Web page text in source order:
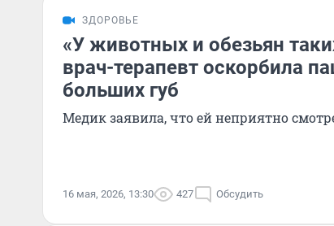
ЗДОРОВЬЕ
«У животных и обезьян
врач-терапевт оскорбила
больших губ
Медик заявила, что ей неприятно
16 мая, 2026, 13:30 427 Обсудить